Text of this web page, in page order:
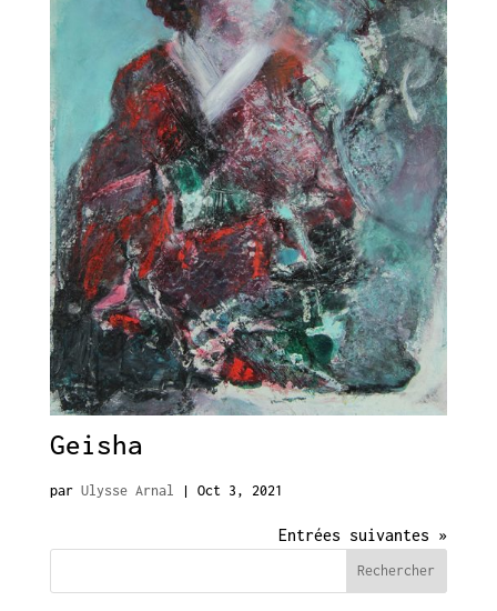
Geisha
par Ulysse Arnal | Oct 3, 2021
Entrées suivantes »
Rechercher